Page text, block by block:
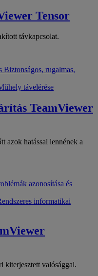
Tensor
távkapcsolat.
Biztonságos, rugalmas,
távelérése
TeamViewer
azok hatással lennének a
azonosítása és
informatikai
kiterjesztett valósággal.